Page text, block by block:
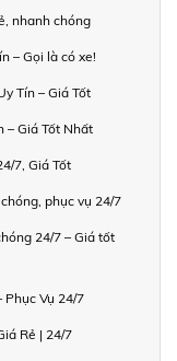
nhanh chóng
– Gọi là có xe!
Tín – Giá Tốt
– Giá Tốt Nhất
7, Giá Tốt
phục vụ 24/7
24/7 – Giá tốt
Phục Vụ 24/7
Rẻ | 24/7